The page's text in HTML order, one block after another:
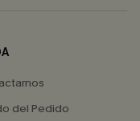
del Pedido